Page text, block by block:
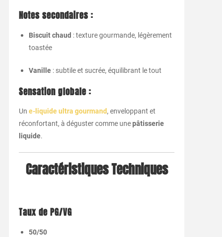
Notes secondaires :
Biscuit chaud : texture gourmande, légèrement
toastée
Vanille: subtile et sucrée, équilibrant le tout
Sensation globale :
Un e-liquide ultra gourmand, enveloppant et
réconfortant, à déguster comme unepâtisserie
liquide.
Caractéristiques Techniques
Taux de PG/VG
50/50